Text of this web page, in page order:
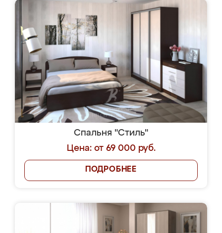
Спальня "Стиль"
Цена: от 69 000 руб.
ПОДРОБНЕЕ